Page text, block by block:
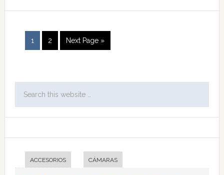
1 2 Next Page »
ACCESORIOS CÁMARAS